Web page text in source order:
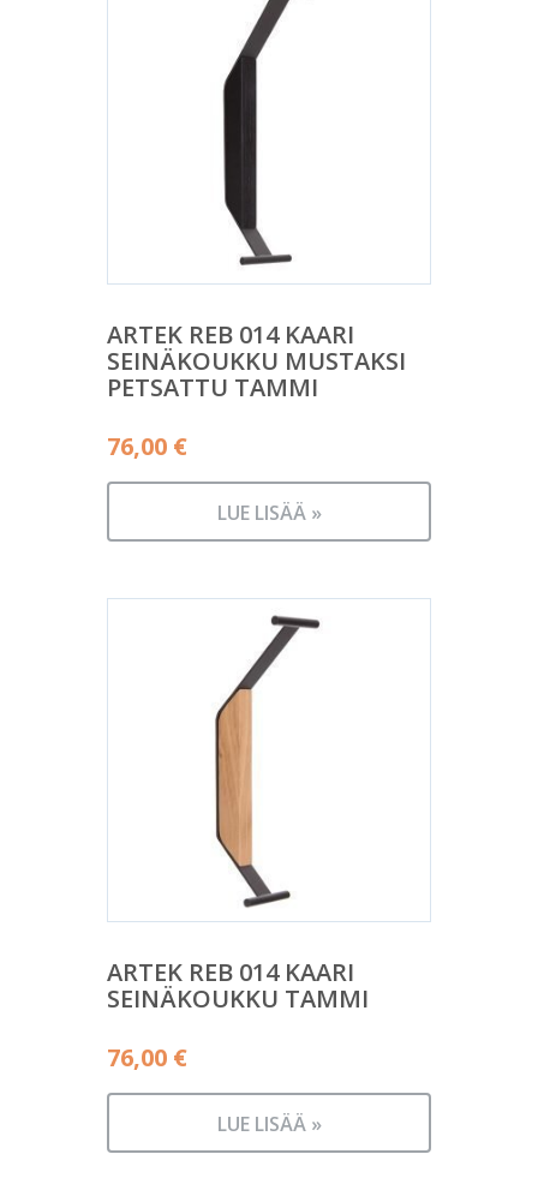
ARTEK REB 014 KAARI
SEINÄKOUKKU MUSTAKSI
PETSATTU TAMMI
76,00 €
LUE LISÄÄ »
ARTEK REB 014 KAARI
SEINÄKOUKKU TAMMI
76,00 €
LUE LISÄÄ »